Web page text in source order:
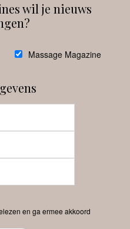
wil je nieuws
Massage Magazine
en ga ermee akkoord